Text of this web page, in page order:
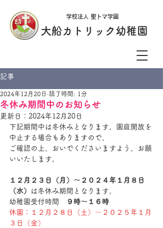
学校法人 聖トマ学園
大船カトリック幼稚園
記事
冬休み期間中のお知らせ
2024年12月20日 読了時間: 1分
更新日： 2024年12月20日
下記期間中は冬休みとなります。園庭開放を
中止する場合もありますので、
ご確認の上、おいでくださいますよう、お願
いいたします。
１２月２３日（月）～２０２４年１月８日
（水）
は冬休み期間となります。
幼稚園受付時間
９時～１６時
休園：１２月２８日（土）～２０２５年１月
３日（金）